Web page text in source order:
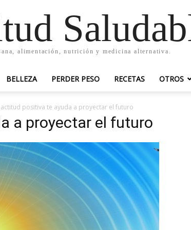
alimentación, nutrición y medicina alternativa.
BELLEZA PERDER PESO RECETAS OTROS
actitud positiva te ayuda a proyectar el futuro
a proyectar el futuro